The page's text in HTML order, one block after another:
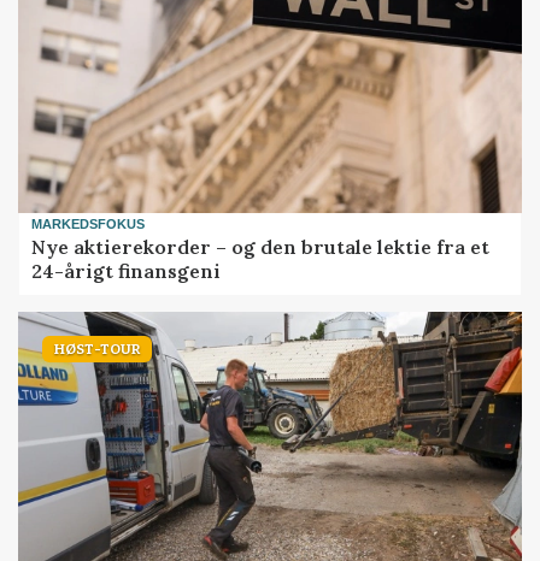
MARKEDSFOKUS
Nye aktierekorder – og den brutale lektie fra et
24-årigt finansgeni
HØST-TOUR